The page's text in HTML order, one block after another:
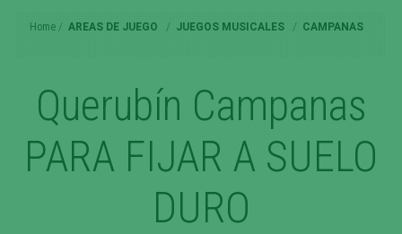
Home AREAS DE JUEGO JUEGOS MUSICALES CAMPANAS
Querubín Campanas
PARA FIJAR A SUELO
DURO